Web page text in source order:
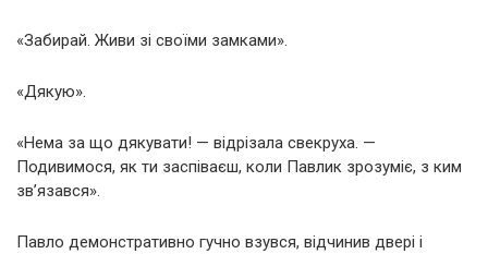
«Забирай. Живи зі своїми замками».
«Дякую».
«Нема за що дякувати! — відрізала свекруха. —
Подивимося, як ти заспіваєш, коли Павлик зрозуміє, з ким
зв’язався».
Павло демонстративно гучно взувся, відчинив двері і